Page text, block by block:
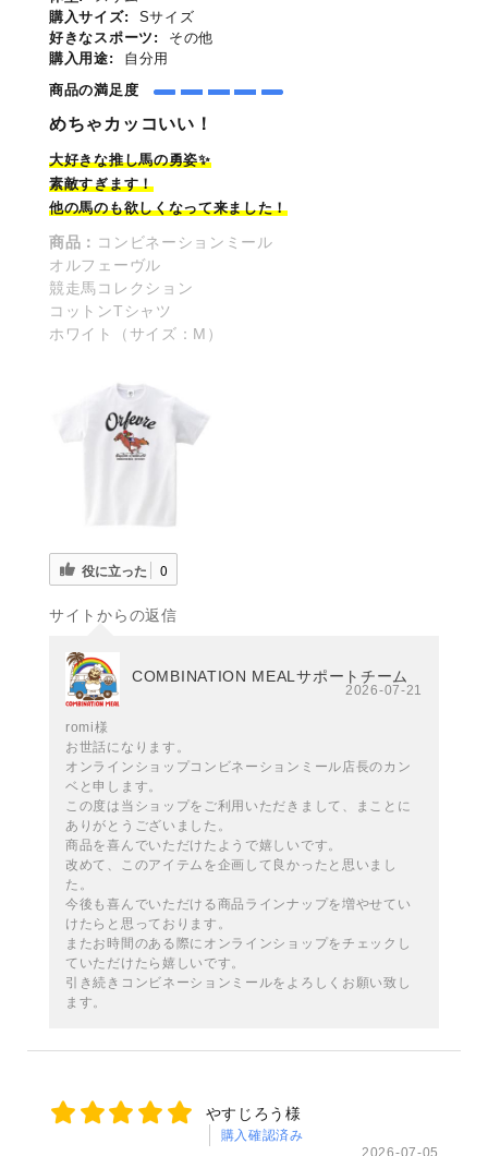
購入サイズ:
Sサイズ
好きなスポーツ:
その他
購入用途:
自分用
商品の満足度
めちゃカッコいい！
大好きな推し馬の勇姿✨
素敵すぎます！
他の馬のも欲しくなって来ました！
商品： コンビネーションミール
オルフェーヴル
競走馬コレクション
コットンTシャツ
ホワイト（サイズ：M）
役に立った 0
サイトからの返信
COMBINATION MEALサポートチーム
2026-07-21
romi様
お世話になります。
オンラインショップコンビネーションミール店長のカン
ベと申します。
この度は当ショップをご利用いただきまして、まことに
ありがとうございました。
商品を喜んでいただけたようで嬉しいです。
改めて、このアイテムを企画して良かったと思いまし
た。
今後も喜んでいただける商品ラインナップを増やせてい
けたらと思っております。
またお時間のある際にオンラインショップをチェックし
ていただけたら嬉しいです。
引き続きコンビネーションミールをよろしくお願い致し
ます。
やすじろう様
購入確認済み
2026-07-05